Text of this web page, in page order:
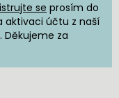
se prosím do
aktivaci účtu z naší
za